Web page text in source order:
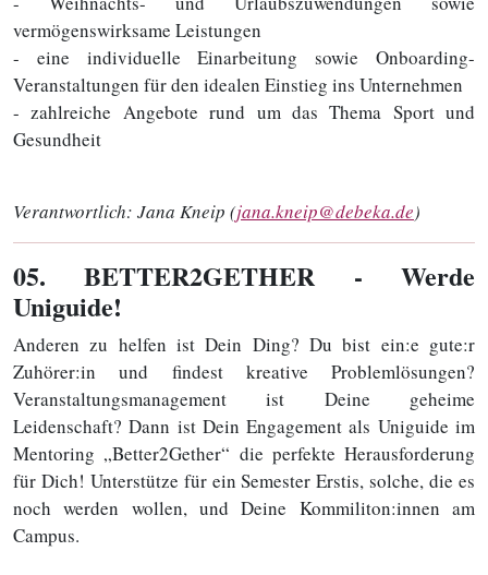
vermögenswirksame Leistungen
- eine individuelle Einarbeitung sowie Onboarding-
Veranstaltungen für den idealen Einstieg ins Unternehmen
- zahlreiche Angebote rund um das Thema Sport und
Gesundheit
Verantwortlich: Jana Kneip (jana.kneip@debeka.de)
05. BETTER2GETHER - Werde
Uniguide!
Anderen zu helfen ist Dein Ding? Du bist ein:e gute:r
Zuhörer:in und findest kreative Problemlösungen?
Veranstaltungsmanagement ist Deine geheime
Leidenschaft? Dann ist Dein Engagement als Uniguide im
Mentoring „Better2Gether“ die perfekte Herausforderung
für Dich! Unterstütze für ein Semester Erstis, solche, die es
noch werden wollen, und Deine Kommiliton:innen am
Campus.